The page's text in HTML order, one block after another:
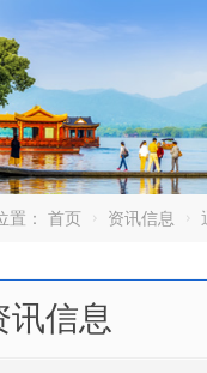
置： 首页 资讯信息
讯信息